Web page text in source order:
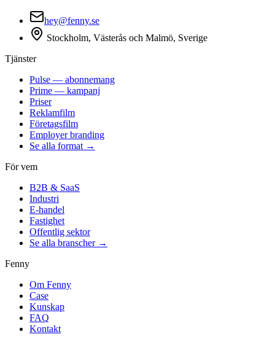
hey@fenny.se
Stockholm, Västerås och Malmö, Sverige
Tjänster
Pulse — abonnemang
Prime — kampanj
Priser
Reklamfilm
Företagsfilm
Employer branding
Se alla format →
För vem
B2B & SaaS
Industri
E-handel
Fastighet
Offentlig sektor
Se alla branscher →
Fenny
Om Fenny
Case
Kunskap
FAQ
Kontakt